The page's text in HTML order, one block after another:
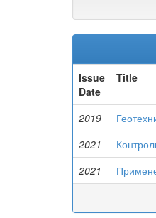
Issue
Date
Title
2019
2021
2021